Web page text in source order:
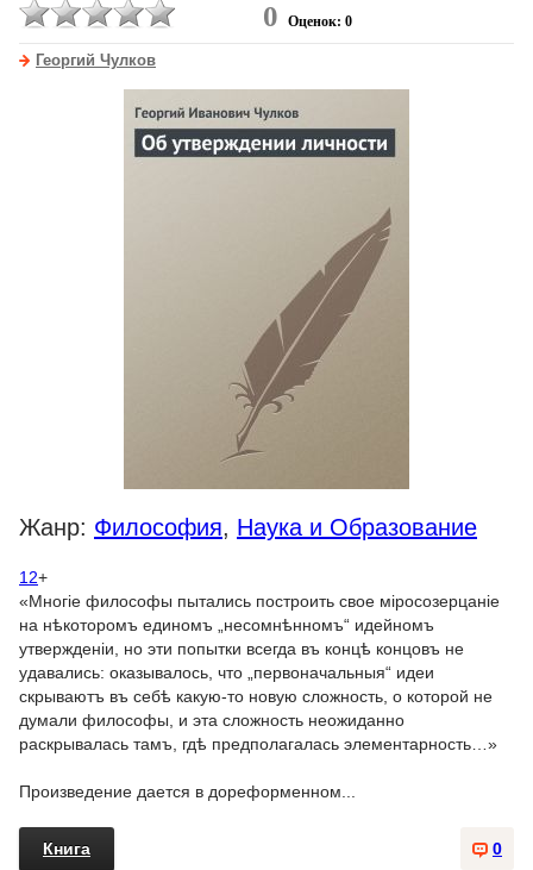
0 Оценок: 0
Георгий Чулков
Жанр: Философия, Наука и Образование
12+
«Многіе философы пытались построить свое міросозерцаніе
на нѣкоторомъ единомъ „несомнѣнномъ“ идейномъ
утвержденіи, но эти попытки всегда въ концѣ концовъ не
удавались: оказывалось, что „первоначальныя“ идеи
скрываютъ въ себѣ какую-то новую сложность, о которой не
думали философы, и эта сложность неожиданно
раскрывалась тамъ, гдѣ предполагалась элементарность…»
Произведение дается в дореформенном...
0
Книга